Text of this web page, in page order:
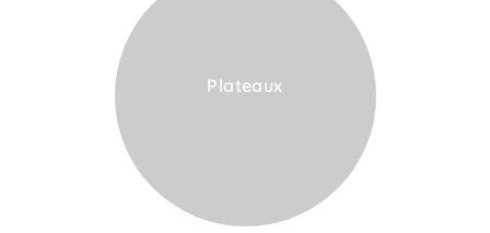
Plateaux
VOIR LA CARTE